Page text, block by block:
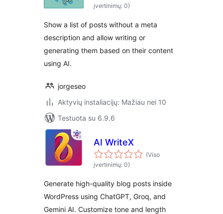
įvertinimų: 0)
Show a list of posts without a meta
description and allow writing or
generating them based on their content
using AI.
jorgeseo
Aktyvių instaliacijų: Mažiau nei 10
Testuota su 6.9.6
AI WriteX
(Viso
įvertinimų: 0)
Generate high-quality blog posts inside
WordPress using ChatGPT, Groq, and
Gemini AI. Customize tone and length